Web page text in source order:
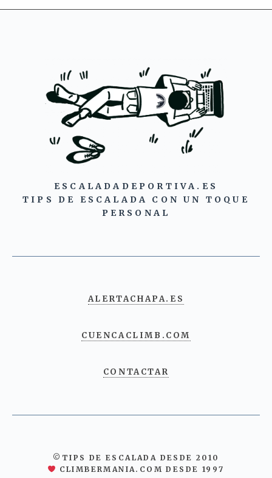
ESCALADADEPORTIVA.ES
TIPS DE ESCALADA CON UN TOQUE
PERSONAL
ALERTACHAPA.ES
CUENCACLIMB.COM
CONTACTAR
©TIPS DE ESCALADA DESDE 2010
CLIMBERMANIA.COM DESDE 1997